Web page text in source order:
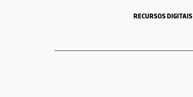
RECURSOS DIGITAIS